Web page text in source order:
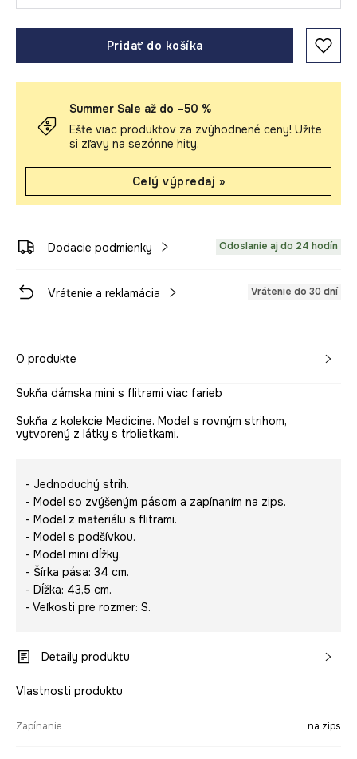
Pridať do košíka
Summer Sale až do –50 %
Ešte viac produktov za zvýhodnené ceny! Užite
si zľavy na sezónne hity.
Celý výpredaj »
Dodacie podmienky Odoslanie aj do 24 hodín
Vrátenie a reklamácia Vrátenie do 30 dní
O produkte
Sukňa dámska mini s flitrami viac farieb
Sukňa z kolekcie Medicine. Model s rovným strihom,
vytvorený z látky s trblietkami.
- Jednoduchý strih.
- Model so zvýšeným pásom a zapínaním na zips.
- Model z materiálu s flitrami.
- Model s podšívkou.
- Model mini dĺžky.
- Šírka pása: 34 cm.
- Dĺžka: 43,5 cm.
- Veľkosti pre rozmer: S.
Detaily produktu
Vlastnosti produktu
Zapínanie na zips